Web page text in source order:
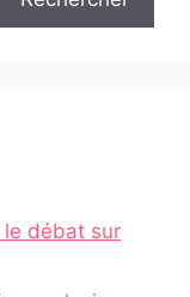
débat sur